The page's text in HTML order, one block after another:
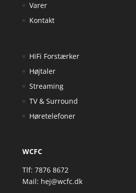
Varer
Kontakt
HiFi Forstærker
Højtaler
Streaming
TV & Surround
Høretelefoner
WCFC
Tlf: 7876 8672
Mail: hej@wcfc.dk